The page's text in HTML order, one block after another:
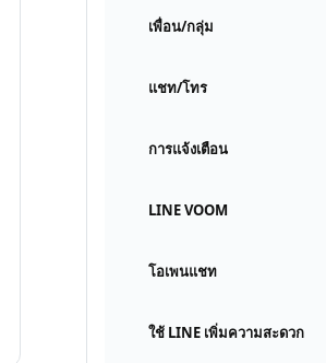
เพื่อน/กลุ่ม
แชท/โทร
การแจ้งเตือน
LINE VOOM
โอเพนแชท
ใช้ LINE เพิ่มความสะดวก